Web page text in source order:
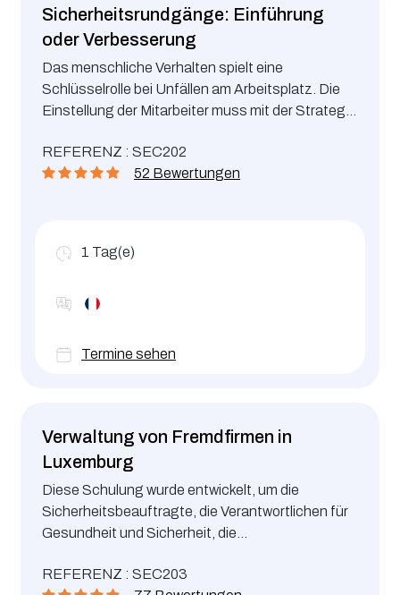
Sicherheitsrundgänge: Einführung
oder Verbesserung
Das menschliche Verhalten spielt eine
Schlüsselrolle bei Unfällen am Arbeitsplatz. Die
Einstellung der Mitarbeiter muss mit der Strategie
Kurs wurde entwickelt, um Sie bei der Einführung
oder Verbesserung Ihrer Sicherheitsrundgänge
Sicherheitsbeauftragten (Travailleur désigné)
REFERENZ : SEC202
52 Bewertungen
1 Tag(e)
Termine sehen
Verwaltung von Fremdfirmen in
Luxemburg
Diese Schulung wurde entwickelt, um die
Sicherheitsbeauftragte, die Verantwortlichen für
Gesundheit und Sicherheit, die
Verantwortlichen für Instandhaltung oder andere
REFERENZ : SEC203